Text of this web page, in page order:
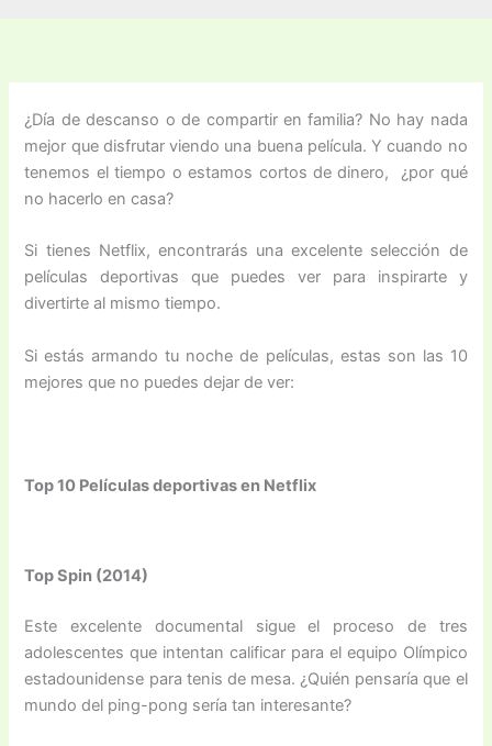
¿Día de descanso o de compartir en familia? No hay nada
mejor que disfrutar viendo una buena película. Y cuando no
tenemos el tiempo o estamos cortos de dinero, ¿por qué
no hacerlo en casa?
Si tienes Netflix, encontrarás una excelente selección de
películas deportivas que puedes ver para inspirarte y
divertirte al mismo tiempo.
Si estás armando tu noche de películas, estas son las 10
mejores que no puedes dejar de ver:
Top 10 Películas deportivas en Netflix
Top Spin (2014)
Este excelente documental sigue el proceso de tres
adolescentes que intentan calificar para el equipo Olímpico
estadounidense para tenis de mesa. ¿Quién pensaría que el
mundo del ping-pong sería tan interesante?